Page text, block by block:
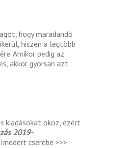
hogy maradandó
hiszen a legtöbb
Amikor pedig az
akkor gyorsan azt
kiadásokat okoz, ezért
2019-
cserébe >>>